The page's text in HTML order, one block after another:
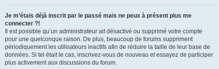
Je m’étais déjà inscrit par le passé mais ne peux à présent plus me
connecter ?!
Il est possible qu’un administrateur ait désactivé ou supprimé votre compte
pour une quelconque raison. De plus, beaucoup de forums suppriment
périodiquement les utilisateurs inactifs afin de réduire la taille de leur base de
données. Si tel était le cas, inscrivez-vous de nouveau et essayez de participer
plus activement aux discussions du forum.